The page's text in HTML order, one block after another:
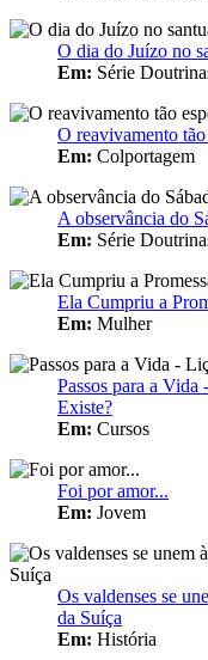
O dia do Juízo no
Em: Série
O reavivamento tão
Em: Colportagem
A observância do
Em: Série
Ela Cumpriu a
Em: Mulher
Passos para a Vida
Existe?
Em: Cursos
Foi por amor...
Em: Jovem
Os valdenses se
da Suíça
Em: História